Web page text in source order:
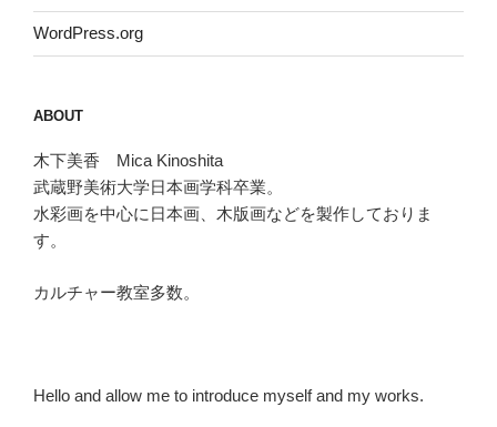
WordPress.org
ABOUT
木下美香 Mica Kinoshita
武蔵野美術大学日本画学科卒業。
水彩画を中心に日本画、木版画などを製作しておりま
す。
カルチャー教室多数。
Hello and allow me to introduce myself and my works.